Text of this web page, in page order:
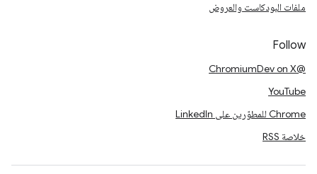
ملفات البودكاست والعروض
Follow
@ChromiumDev on X
YouTube
Chrome للمطوّرين على LinkedIn
خلاصة RSS